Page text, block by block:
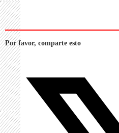
Por favor, comparte esto